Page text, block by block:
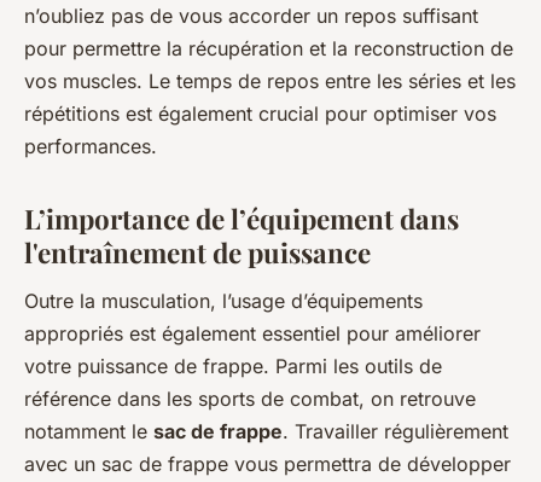
n’oubliez pas de vous accorder un repos suffisant
pour permettre la récupération et la reconstruction de
vos muscles. Le temps de repos entre les séries et les
répétitions est également crucial pour optimiser vos
performances.
L’importance de l’équipement dans
l'entraînement de puissance
Outre la musculation, l’usage d’équipements
appropriés est également essentiel pour améliorer
votre puissance de frappe. Parmi les outils de
référence dans les sports de combat, on retrouve
notamment le sac de frappe. Travailler régulièrement
avec un sac de frappe vous permettra de développer